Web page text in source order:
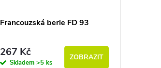
Francouzská berle FD 93
267 Kč
Skladem >5 ks
ZOBRAZIT